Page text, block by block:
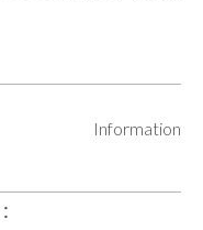
Information